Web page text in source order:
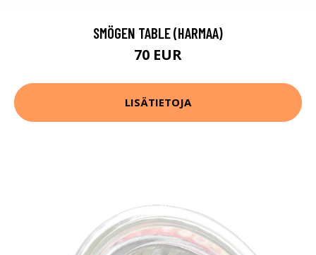
SMÖGEN TABLE (HARMAA)
70 EUR
LISÄTIETOJA